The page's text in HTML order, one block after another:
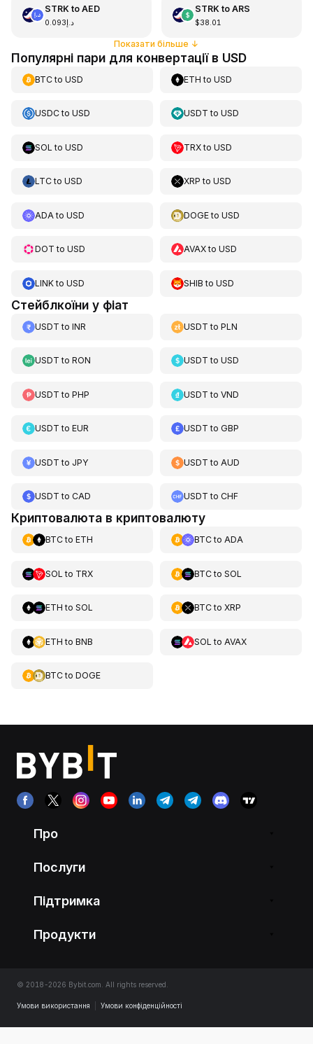
STRK to AED
د.إ0.093
STRK to ARS
$38.01
Показати більше ↓
Популярні пари для конвертації в USD
BTCto USD ETH toUSD
USDCto USD USDT toUSD
SOL to USD TRXtoUSD
LTCto USD XRP toUSD
ADA to USD DOGEtoUSD
DOT to USD AVAXtoUSD
LINKto USD SHIB toUSD
Стейблкоїни у фіат
USDT to INR USDT toPLN
USDT to RON USDT toUSD
USDT to PHP USDT toVND
USDT to EUR USDT toGBP
USDT to JPY USDT to AUD
USDT to CAD USDT toCHF
Криптовалюта в криптовалюту
BTCto ETH BTCto ADA
SOL to TRX BTCto SOL
ETH to SOL BTCto XRP
ETH to BNB SOL to AVAX
BTCto DOGE
Про
Послуги
Підтримка
Продукти
© 2018-2026 Bybit.com. All rights reserved.
Умови використання Умови конфіденційності